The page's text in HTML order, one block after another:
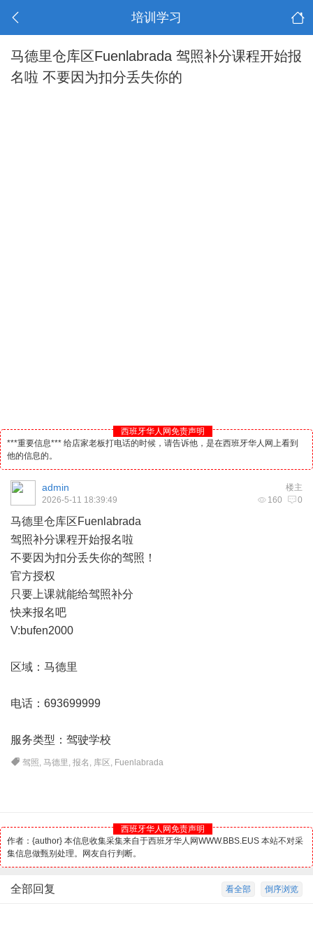
培训学习
马德里仓库区Fuenlabrada 驾照补分课程开始报
名啦 不要因为扣分丢失你的
西班牙华人网免责声明
***重要信息*** 给店家老板打电话的时候，请告诉他，是在西班牙华人网上看到
他的信息的。
楼主
admin
160 0
2026-5-11 18:39:49
马德里仓库区Fuenlabrada
驾照补分课程开始报名啦
不要因为扣分丢失你的驾照！
官方授权
只要上课就能给驾照补分
快来报名吧
V:bufen2000
区域：马德里
电话：693699999
服务类型：驾驶学校
驾照,马德里 ,报名 , 库区 , Fuenlabrada
西班牙华人网免责声明
作者：{author} 本信息收集采集来自于西班牙华人网WWW.BBS.EUS 本站不对采
集信息做甄别处理。网友自行判断。
倒序浏览
看全部
全部回复